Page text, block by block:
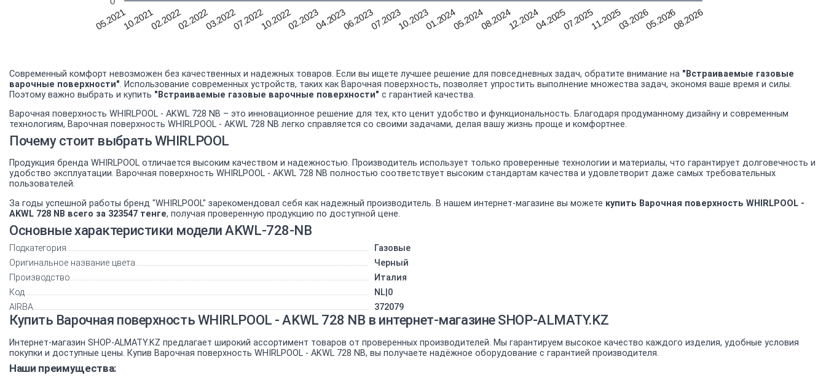
05.202110.202102.202202.202203.202207.202210.202202.202304.202306.202307.202310.202301.202405.202408.202412.202404.202507.202511.202503.202605.202608.2026
Современный комфорт невозможен без качественных и надежных товаров. Если вы ищете лучшее решение для повседневных задач, обратите внимание на "Встраиваемые газовые
варочные поверхности". Использование современных устройств, таких как Варочная поверхность, позволяет упростить выполнение множества задач, экономя ваше время и силы.
Поэтому важно выбрать и купить "Встраиваемые газовые варочные поверхности" с гарантией качества.
Варочная поверхность WHIRLPOOL - AKWL 728 NB – это инновационное решение для тех, кто ценит удобство и функциональность. Благодаря продуманному дизайну и современным
технологиям, Варочная поверхность WHIRLPOOL - AKWL 728 NB легко справляется со своими задачами, делая вашу жизнь проще и комфортнее.
Почему стоит выбрать WHIRLPOOL
Продукция бренда WHIRLPOOL отличается высоким качеством и надежностью. Производитель использует только проверенные технологии и материалы, что гарантирует долговечность и
удобство эксплуатации. Варочная поверхность WHIRLPOOL - AKWL 728 NB полностью соответствует высоким стандартам качества и удовлетворит даже самых требовательных
пользователей.
За годы успешной работы бренд "WHIRLPOOL" зарекомендовал себя как надежный производитель. В нашем интернет-магазине вы можете купить Варочная поверхность WHIRLPOOL -
AKWL 728 NB всего за 323547 тенге, получая проверенную продукцию по доступной цене.
Основные характеристики модели AKWL-728-NB
Подкатегория
Газовые
Оригинальное название цвета
Черный
Производство
Италия
Код
NL|0
AIRBA
372079
Купить Варочная поверхность WHIRLPOOL - AKWL 728 NB в интернет-магазине SHOP-ALMATY.KZ
Интернет-магазин SHOP-ALMATY.KZ предлагает широкий ассортимент товаров от проверенных производителей. Мы гарантируем высокое качество каждого изделия, удобные условия
покупки и доступные цены. Купив Варочная поверхность WHIRLPOOL - AKWL 728 NB, вы получаете надёжное оборудование с гарантией производителя.
Наши преимущества: